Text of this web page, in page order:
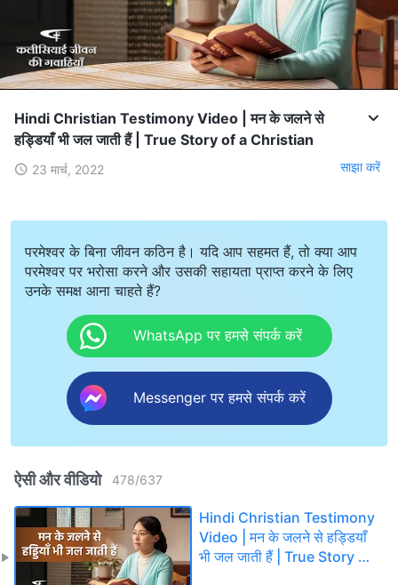
Hindi Christian Testimony Video | मन के जलने से
हड्डियाँ भी जल जाती हैं | True Story of a Christian
23 मार्च, 2022 साझा करें
परमेश्वर के बिना जीवन कठिन है। यदि आप सहमत हैं, तो क्या आप
परमेश्वर पर भरोसा करने और उसकी सहायता प्राप्त करने के लिए
उनके समक्ष आना चाहते हैं?
WhatsApp पर हमसे संपर्क करें
Messenger पर हमसे संपर्क करें
ऐसी और वीडियो 478/637
Hindi Christian Testimony
Video | मन के जलने से हड्डियाँ
भी जल जाती हैं | True Story of